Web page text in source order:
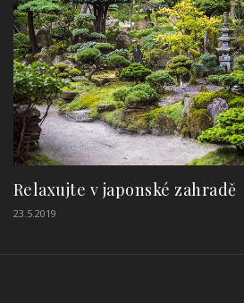
Relaxujte v japonské zahradě
23.5.2019